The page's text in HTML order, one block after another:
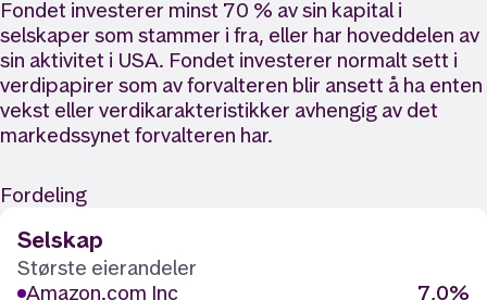
Fondet investerer minst 70 % av sin kapital i
selskaper som stammer i fra, eller har hoveddelen av
sin aktivitet i USA. Fondet investerer normalt sett i
verdipapirer som av forvalteren blir ansett å ha enten
vekst eller verdikarakteristikker avhengig av det
markedssynet forvalteren har.
Fordeling
Selskap
Største eierandeler
Amazon.com Inc
7,0%